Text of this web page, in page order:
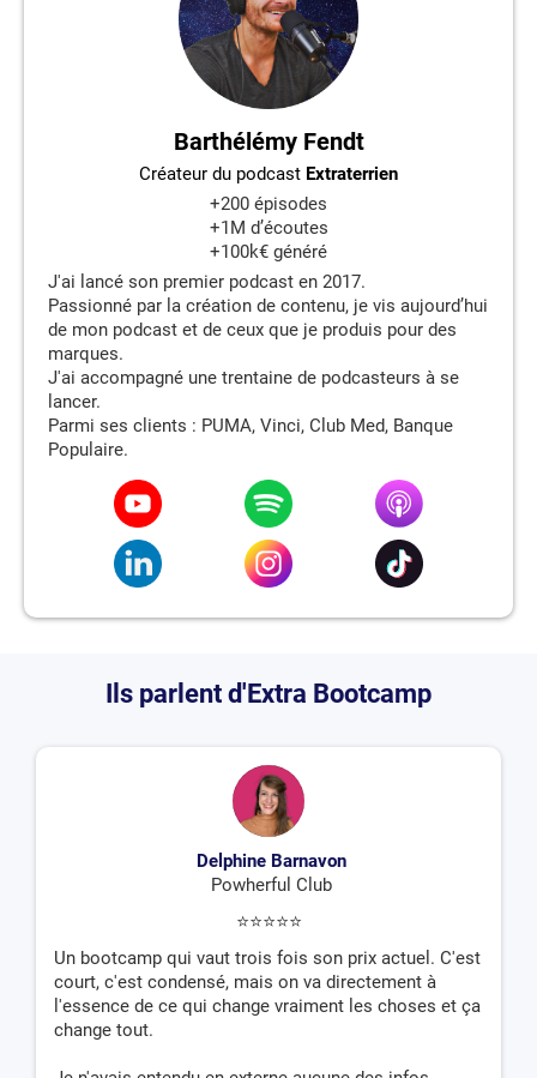
Barthélémy Fendt
Créateur du podcast Extraterrien
+200 épisodes
+1M d’écoutes
+100k€ généré
J'ai lancé son premier podcast en 2017.
Passionné par la création de contenu, je vis aujourd’hui
de mon podcast et de ceux que je produis pour des
marques.
J'ai accompagné une trentaine de podcasteurs à se
lancer.
Parmi ses clients : PUMA, Vinci, Club Med, Banque
Populaire.
Ils parlent d'Extra Bootcamp
Delphine Barnavon
Powherful Club
⭐️⭐️⭐️⭐️⭐️
Un bootcamp qui vaut trois fois son prix actuel. C'est
court, c'est condensé, mais on va directement à
l'essence de ce qui change vraiment les choses et ça
change tout.